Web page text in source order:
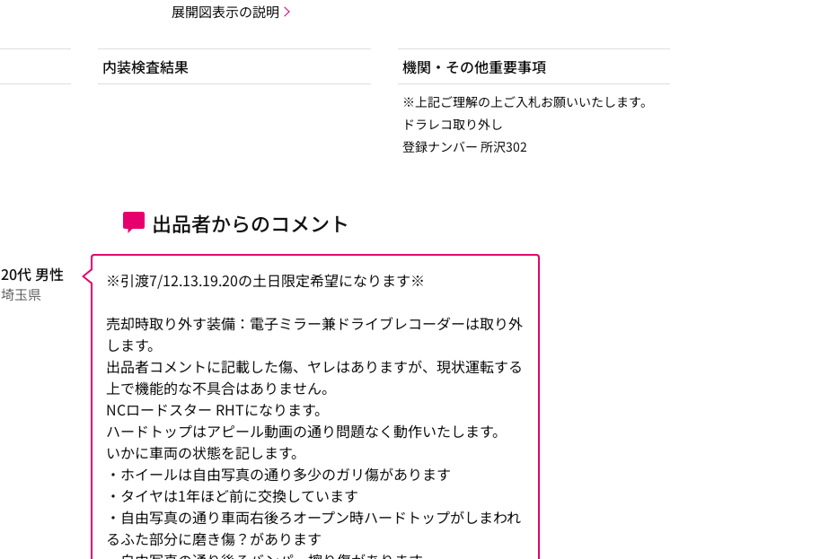
展開図表示の説明
内装検査結果 機関・その他重要事項
※上記ご理解の上ご入札お願いいたします。
ドラレコ取り外し
登録ナンバー 所沢302
出品者からのコメント
20代 男性
埼玉県
※引渡7/12.13.19.20の土日限定希望になります※
売却時取り外す装備：電子ミラー兼ドライブレコーダーは取り外
します。
出品者コメントに記載した傷、ヤレはありますが、現状運転する
上で機能的な不具合はありません。
NCロードスター RHTになります。
ハードトップはアピール動画の通り問題なく動作いたします。
いかに車両の状態を記します。
・ホイールは自由写真の通り多少のガリ傷があります
・タイヤは1年ほど前に交換しています
・自由写真の通り車両右後ろオープン時ハードトップがしまわれ
るふた部分に磨き傷？があります